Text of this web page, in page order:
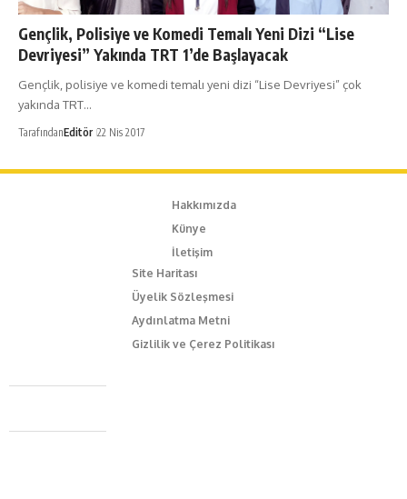
Gençlik, Polisiye ve Komedi Temalı Yeni Dizi “Lise
Devriyesi” Yakında TRT 1’de Başlayacak
Gençlik, polisiye ve komedi temalı yeni dizi “Lise Devriyesi” çok
yakında TRT…
TarafındanEditör 22 Nis 2017
Hakkımızda
Künye
İletişim
Site Haritası
Üyelik Sözleşmesi
Aydınlatma Metni
Gizlilik ve Çerez Politikası
Caferağa Mah. Dr. Şakir Paşa Sok. No3/A Kadıköy İstanbul
+90 543 345 46 00